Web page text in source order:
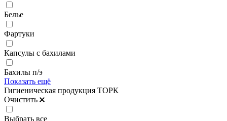
Белье
Фартуки
Капсулы с бахилами
Бахилы п/э
Показать ещё
Гигиеническая продукция ТОРК
Очистить
Выбрать все